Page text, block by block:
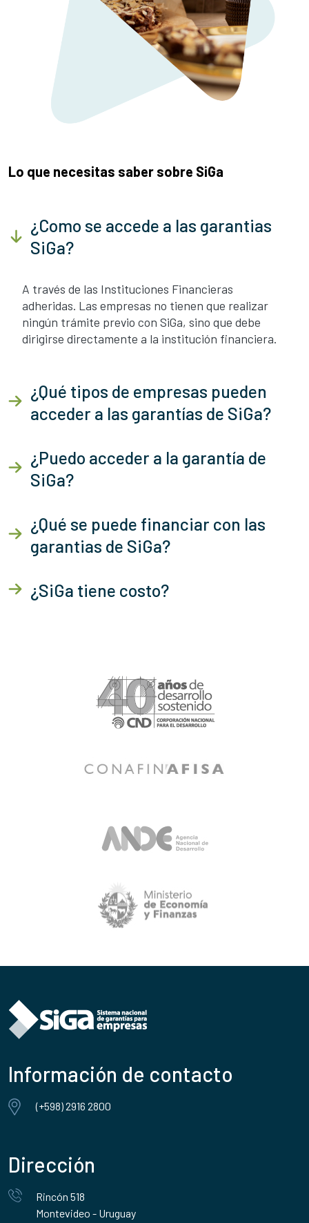
Lo que necesitas saber sobre SiGa
¿Como se accede a las garantias
SiGa?
A través de las Instituciones Financieras
adheridas. Las empresas no tienen que realizar
ningún trámite previo con SiGa, sino que debe
dirigirse directamente a la institución financiera.
¿Qué tipos de empresas pueden
acceder a las garantías de SiGa?
¿Puedo acceder a la garantía de
SiGa?
¿Qué se puede financiar con las
garantias de SiGa?
¿SiGa tiene costo?
Información de contacto
(+598) 2916 2800
Dirección
Rincón 518
Montevideo - Uruguay